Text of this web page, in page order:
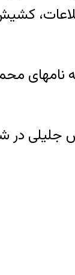
ماموران وزارت